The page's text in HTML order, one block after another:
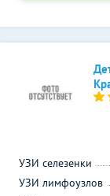
УЗИ селезенки
УЗИ лимфоузлов